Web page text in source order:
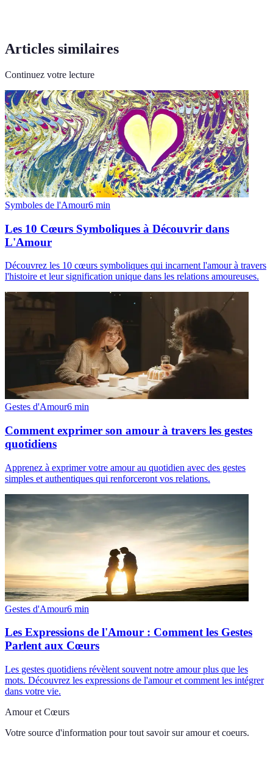
Articles similaires
Continuez votre lecture
Symboles de l'Amour6 min
Les 10 Cœurs Symboliques à Découvrir dans
L'Amour
Découvrez les 10 cœurs symboliques qui incarnent l'amour à travers
l'histoire et leur signification unique dans les relations amoureuses.
Gestes d'Amour6 min
Comment exprimer son amour à travers les gestes
quotidiens
Apprenez à exprimer votre amour au quotidien avec des gestes
simples et authentiques qui renforceront vos relations.
Gestes d'Amour6 min
Les Expressions de l'Amour : Comment les Gestes
Parlent aux Cœurs
Les gestes quotidiens révèlent souvent notre amour plus que les
mots. Découvrez les expressions de l'amour et comment les intégrer
dans votre vie.
Amour et Cœurs
Votre source d'information pour tout savoir sur amour et coeurs.